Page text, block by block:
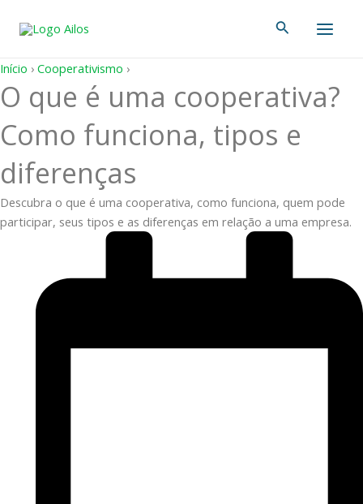
para
conteúdo
Pesquisar
Início › Cooperativismo ›
O que é uma cooperativa?
Como funciona, tipos e
diferenças
Descubra o que é uma cooperativa, como funciona, quem pode
participar, seus tipos e as diferenças em relação a uma empresa.